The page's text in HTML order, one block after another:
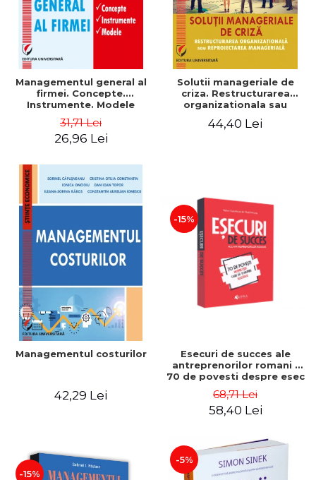
Managementul general al
firmei. Concepte.
Instrumente. Modele
31,71 Lei
26,96 Lei
Solutii manageriale de
criza. Restructurarea
organizationala sau
44,40 Lei
Managementul costurilor
42,29 Lei
-15%
Esecuri de succes ale
antreprenorilor romani -
70 de povesti despre esec
68,71 Lei
58,40 Lei
-15%
-5%